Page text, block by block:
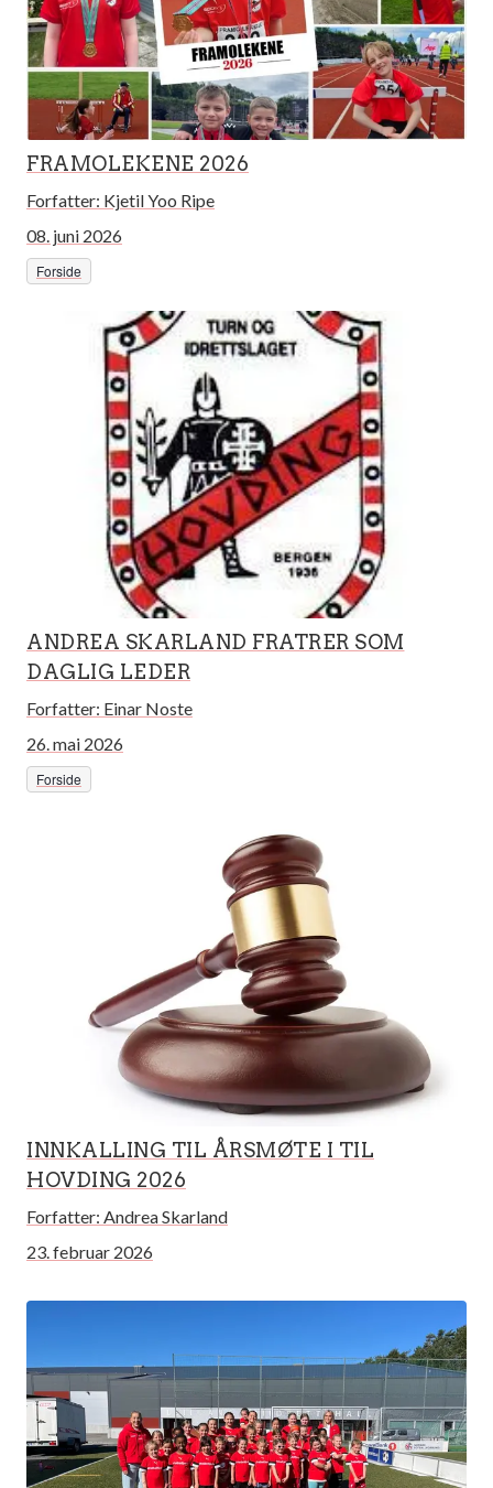
FRAMOLEKENE 2026
Forfatter: Kjetil Yoo Ripe
08. juni 2026
Forside
ANDREA SKARLAND FRATRER SOM
DAGLIG LEDER
Forfatter: Einar Noste
26. mai 2026
Forside
INNKALLING TIL ÅRSMØTE I TIL
HOVDING 2026
Forfatter: Andrea Skarland
23. februar 2026